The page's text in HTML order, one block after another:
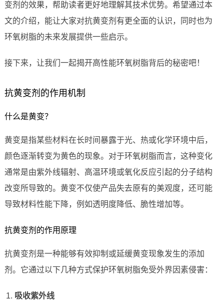
变剂的效果，帮助读者更好地理解其技术优势。希望通过本
文的介绍，能让大家对抗黄变剂有更全面的认识，同时也为
环氧树脂的未来发展提供一些启示。
接下来，让我们一起揭开高性能环氧树脂背后的秘密吧！
抗黄变剂的作用机制
什么是黄变？
黄变是指某些材料在长时间暴露于光、热或化学环境中后，
颜色逐渐转变为黄色的现象。对于环氧树脂而言，这种变化
通常是由紫外线辐射、高温环境或氧化反应引起的分子结构
改变所导致的。黄变不仅使产品失去原有的美观度，还可能
导致材料性能下降，例如透明度降低、脆性增加等。
抗黄变剂的作用原理
抗黄变剂是一种能够有效抑制或延缓黄变现象发生的添加
剂。它通过以下几种方式保护环氧树脂免受外界因素侵害：
吸收紫外线